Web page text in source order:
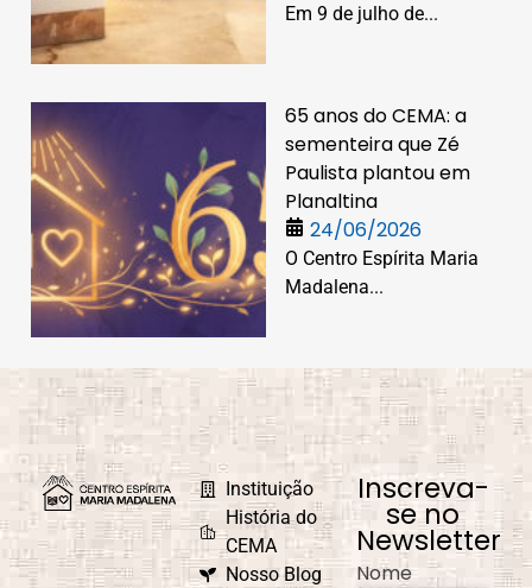
Em 9 de julho de...
65 anos do CEMA: a
sementeira que Zé
Paulista plantou em
Planaltina
24/06/2026
O Centro Espírita Maria
Madalena...
Instituição
História do
CEMA
Nosso Blog
Inscreva-
se no
Newsletter
Nome